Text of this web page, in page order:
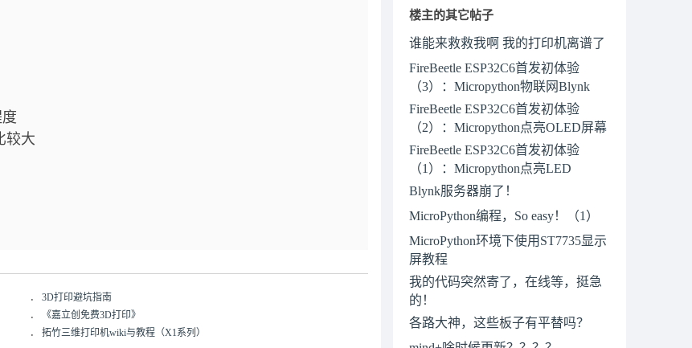
较大
． 3D打印避坑指南
．
《嘉立创免费3D打印》
． 拓竹三维打印机wiki与教程（X1系列）
楼主的其它帖子
谁能来救救我啊 我的打印机离谱了
FireBeetle ESP32C6首发初体验
（3）：Micropython物联网Blynk
FireBeetle ESP32C6首发初体验
（2）：Micropython点亮OLED屏幕
FireBeetle ESP32C6首发初体验
（1）：Micropython点亮LED
Blynk服务器崩了！
MicroPython编程，So easy！（1）
MicroPython环境下使用ST7735显示
屏教程
我的代码突然寄了，在线等，挺急
的！
各路大神，这些板子有平替吗？